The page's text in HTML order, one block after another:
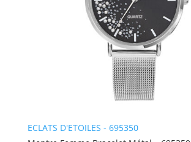
ECLATS D'ETOILES - 695350